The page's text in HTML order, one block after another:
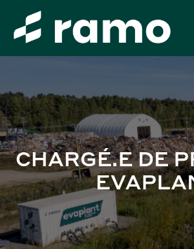
CHARGÉ.E DE